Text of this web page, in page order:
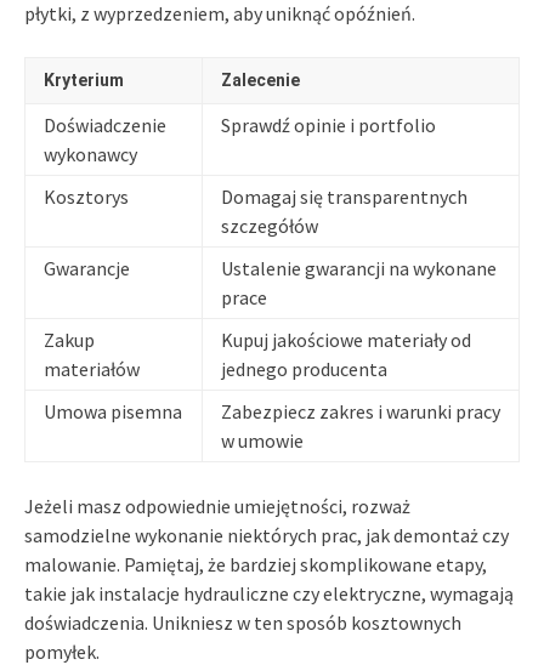
płytki, z wyprzedzeniem, aby uniknąć opóźnień.
Kryterium Zalecenie
Doświadczenie
wykonawcy
Sprawdź opinie i portfolio
Kosztorys
Domagaj się transparentnych
szczegółów
Gwarancje
Ustalenie gwarancji na wykonane
prace
Zakup
materiałów
Kupuj jakościowe materiały od
jednego producenta
Umowa pisemna
Zabezpiecz zakres i warunki pracy
w umowie
Jeżeli masz odpowiednie umiejętności, rozważ
samodzielne wykonanie niektórych prac, jak demontaż czy
malowanie. Pamiętaj, że bardziej skomplikowane etapy,
takie jak instalacje hydrauliczne czy elektryczne, wymagają
doświadczenia. Unikniesz w ten sposób kosztownych
pomyłek.